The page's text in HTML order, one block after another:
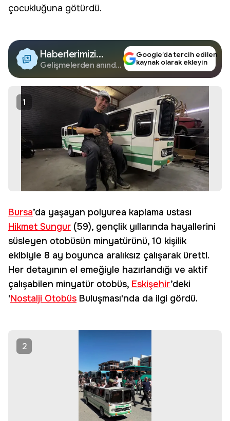
çocukluğuna götürdü.
Haberlerimizi
Google'da Takip
Edin
Gelişmelerden anında
Google’da tercih edilen
kaynak olarak ekleyin
1
Bursa’da yaşayan polyurea kaplama ustası
Hikmet Sungur (59), gençlik yıllarında hayallerini
süsleyen otobüsün minyatürünü, 10 kişilik
ekibiyle 8 ay boyunca aralıksız çalışarak üretti.
Her detayının el emeğiyle hazırlandığı ve aktif
çalışabilen minyatür otobüs, Eskişehir’deki
'Nostalji Otobüs Buluşması'nda da ilgi gördü.
2